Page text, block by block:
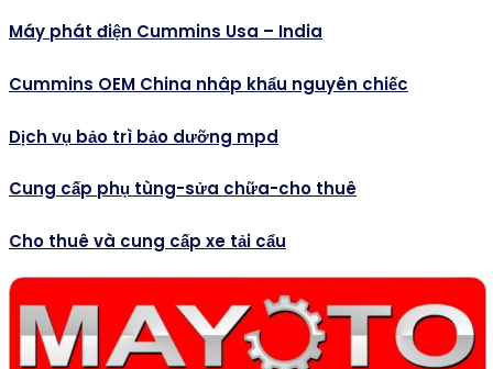
Máy phát điện Cummins Usa – India
Cummins OEM China nhâp khẩu nguyên chiếc
Dịch vụ bảo trì bảo dưỡng mpd
Cung cấp phụ tùng-sửa chữa-cho thuê
Cho thuê và cung cấp xe tải cẩu